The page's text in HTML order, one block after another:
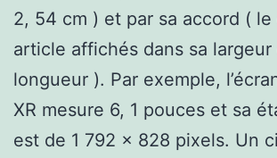
2, 54 cm ) et par sa accord ( le
article affichés dans sa largeur
longueur ). Par exemple,
XR mesure 6, 1 pouces et sa
est de 1 792 x 828 pixels. Un